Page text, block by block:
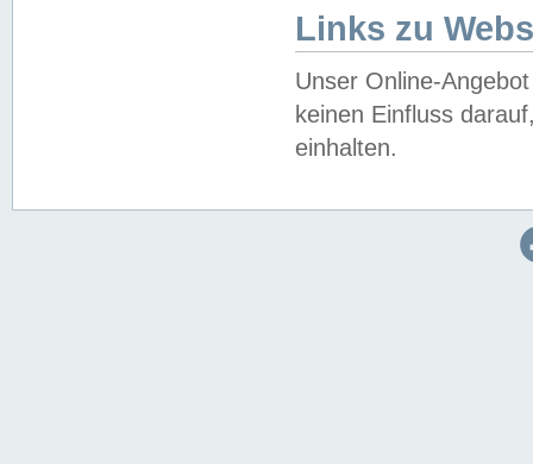
Links zu
Unser Online-
keinen Einfluss
einhalten.